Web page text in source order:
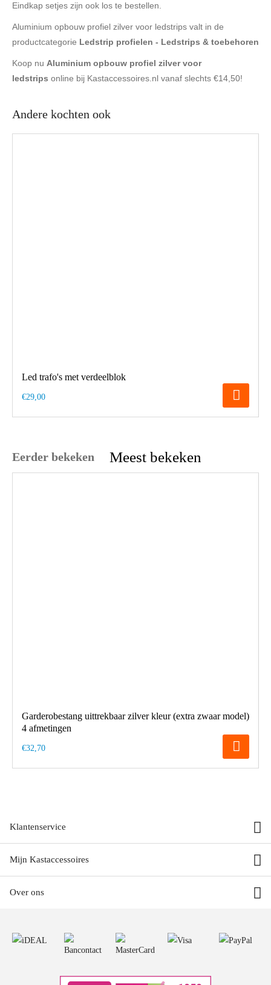
Eindkap setjes zijn ook los te bestellen.
Aluminium opbouw profiel zilver voor ledstrips valt in de
productcategorie Ledstrip profielen - Ledstrips & toebehoren
Koop nu Aluminium opbouw profiel zilver voor
ledstrips online bij Kastaccessoires.nl vanaf slechts €14,50!
Andere kochten ook
Led trafo's met verdeelblok
€29,00
Eerder bekeken Meest bekeken
Garderobestang uittrekbaar zilver kleur (extra zwaar model)
4 afmetingen
€32,70
Klantenservice
Mijn Kastaccessoires
Over ons